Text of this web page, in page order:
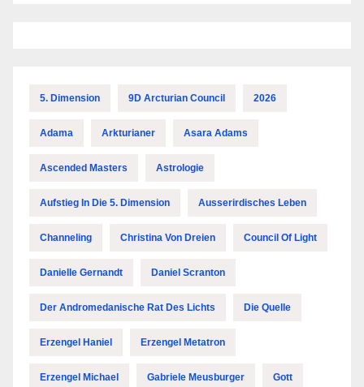
5. Dimension 9D Arcturian Council 2026
Adama Arkturianer Asara Adams
Ascended Masters Astrologie
Aufstieg In Die 5. Dimension Ausserirdisches Leben
Channeling Christina Von Dreien Council Of Light
Danielle Gernandt Daniel Scranton
Der Andromedanische Rat Des Lichts Die Quelle
Erzengel Haniel Erzengel Metatron
Erzengel Michael Gabriele Meusburger Gott